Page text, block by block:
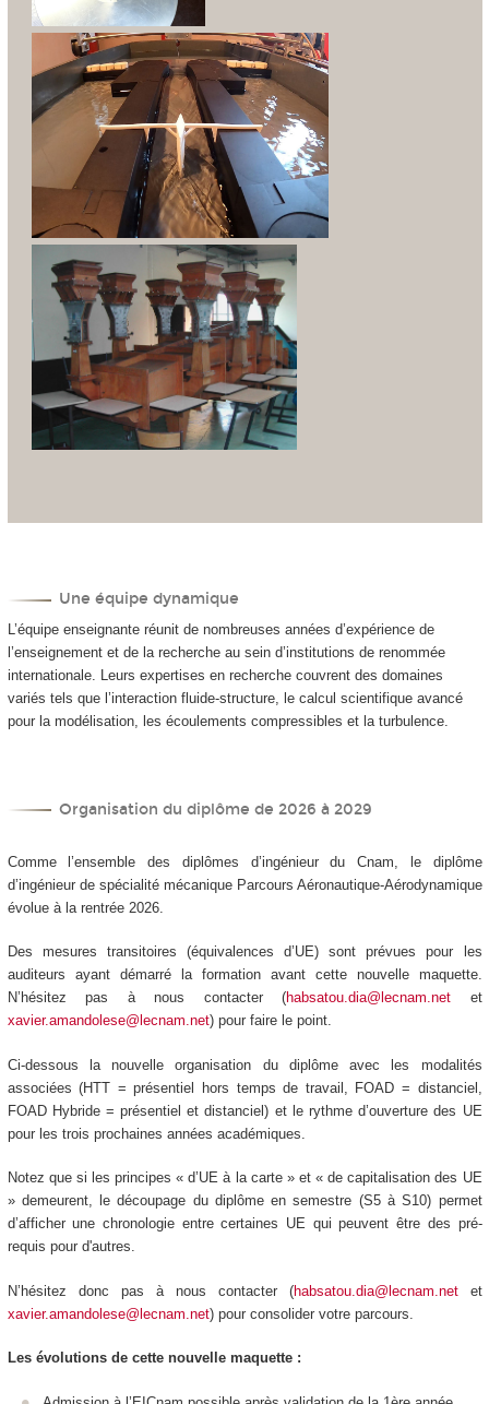
Une équipe dynamique
L’équipe enseignante réunit de nombreuses années d’expérience de
l’enseignement et de la recherche au sein d’institutions de renommée
internationale. Leurs expertises en recherche couvrent des domaines
variés tels que l’interaction fluide-structure, le calcul scientifique avancé
pour la modélisation, les écoulements compressibles et la turbulence.
Organisation du diplôme de 2026 à 2029
Comme l’ensemble des diplômes d’ingénieur du Cnam, le diplôme
d’ingénieur de spécialité mécanique Parcours Aéronautique-Aérodynamique
évolue à la rentrée 2026.
Des mesures transitoires (équivalences d’UE) sont prévues pour les
auditeurs ayant démarré la formation avant cette nouvelle maquette.
N’hésitez pas à nous contacter (habsatou.dia@lecnam.net et
xavier.amandolese@lecnam.net) pour faire le point.
Ci-dessous la nouvelle organisation du diplôme avec les modalités
associées (HTT = présentiel hors temps de travail, FOAD = distanciel,
FOADHybride = présentiel et distanciel) et le rythme d’ouverture des UE
pour les trois prochaines années académiques.
Notez que si les principes « d’UE à la carte» et « de capitalisation des UE
» demeurent, le découpage du diplôme en semestre (S5 à S10) permet
d’afficher une chronologie entre certaines UE qui peuvent être des pré-
requis pour d'autres.
N’hésitez donc pas à nous contacter (habsatou.dia@lecnam.netet
xavier.amandolese@lecnam.net) pour consolider votre parcours.
Les évolutions de cette nouvelle maquette :